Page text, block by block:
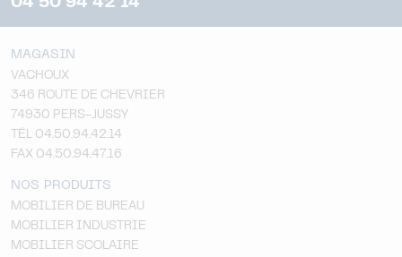
04 50 94 42 14
MAGASIN
VACHOUX
346 ROUTE DE CHEVRIER
74930 PERS-JUSSY
TÉL 04.50.94.42.14
FAX 04.50.94.47.16
NOS PRODUITS
MOBILIER DE BUREAU
MOBILIER INDUSTRIE
MOBILIER SCOLAIRE